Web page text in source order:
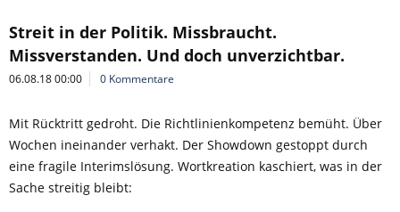
Streit in der Politik. Missbraucht.
Missverstanden. Und doch unverzichtbar.
06.08.18 00:00 0 Kommentare
Mit Rücktritt gedroht. Die Richtlinienkompetenz bemüht. Über
Wochen ineinander verhakt. Der Showdown gestoppt durch
eine fragile Interimslösung. Wortkreation kaschiert, was in der
Sache streitig bleibt: